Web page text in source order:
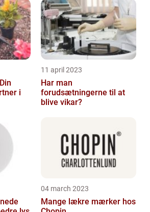
i
11 april 2023
Har man
forudsætningerne til at
blive vikar?
04 march 2023
Mange lækre mærker hos